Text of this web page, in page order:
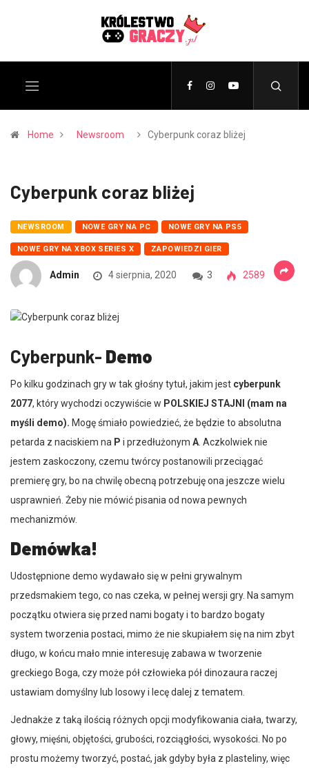
Home Newsroom Cyberpunk coraz bliżej
Cyberpunk coraz bliżej
NEWSROOM NOWE GRY NA PC NOWE GRY NA PS5
NOWE GRY NA XBOX SERIES X ZAPOWIEDZI GIER
Admin 4 sierpnia, 2020 3 2589
Cyberpunk- Demo
Po kilku godzinach gry w tak głośny tytuł, jakim jest cyberpunk
2077, który wychodzi oczywiście w POLSKIEJ STAJNI
(mam na
myśli demo). Mogę śmiało powiedzieć, że będzie to absolutna
petarda z naciskiem na P i przedłużonym A. Aczkolwiek nie
jestem zaskoczony, czemu twórcy postanowili przeciągać
premierę gry, bo na chwilę obecną potrzebuję ona jeszcze wielu
usprawnień. Żeby nie mówić pisania od nowa pewnych
mechanizmów.
Demówka!
Udostępnione demo wydawało się w pełni grywalnym
przedsmakiem tego, co nas czeka, w pełnej wersji gry. Na samym
początku otwiera się przed nami bogaty i to bardzo bogaty
system tworzenia postaci, mimo że nie skupiałem się na nim zbyt
długo, w końcu mało mnie interesuję zabawa w tworzenie
greckiego Boga, czy może pół człowieka pół dinozaura raczej
ustawiam domyślny lub losowy i lecę dalej z tematem.
Jednakże z taką ilością różnych opcji modyfikowania ciała, twarzy,
głowy, mięśni, objętości, grubości, rozciągłości, wysokości. No po
prostu możemy tworzyć, postać, jak gdyby była z plasteliny, więc